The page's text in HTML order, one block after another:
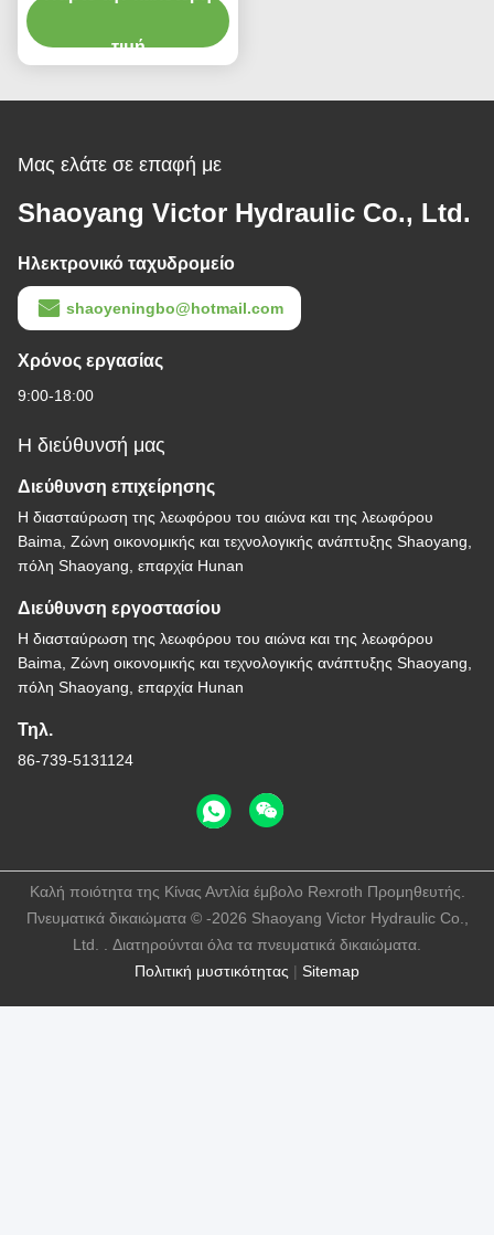
τιμή
Μας ελάτε σε επαφή με
Shaoyang Victor Hydraulic Co., Ltd.
Ηλεκτρονικό ταχυδρομείο
shaoyeningbo@hotmail.com
Χρόνος εργασίας
9:00-18:00
Η διεύθυνσή μας
Διεύθυνση επιχείρησης
Η διασταύρωση της λεωφόρου του αιώνα και της λεωφόρου
Baima, Ζώνη οικονομικής και τεχνολογικής ανάπτυξης Shaoyang,
πόλη Shaoyang, επαρχία Hunan
Διεύθυνση εργοστασίου
Η διασταύρωση της λεωφόρου του αιώνα και της λεωφόρου
Baima, Ζώνη οικονομικής και τεχνολογικής ανάπτυξης Shaoyang,
πόλη Shaoyang, επαρχία Hunan
Τηλ.
86-739-5131124
Πολιτική μυστικότητας | Sitemap
Καλή ποιότητα της Κίνας Αντλία έμβολο Rexroth Προμηθευτής.
Πνευματικά δικαιώματα © -2026 Shaoyang Victor Hydraulic Co.,
Ltd. . Διατηρούνται όλα τα πνευματικά δικαιώματα.